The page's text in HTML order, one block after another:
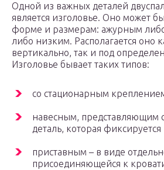
Одной из важных деталей
является изголовье. Оно может
форме и размерам: ажурным
либо низким. Располагается оно
вертикально, так и под
Изголовье бывает таких типов:
со стационарным
навесным, представляющим
деталь, которая фиксируется
приставным – в виде
присоединяющейся к